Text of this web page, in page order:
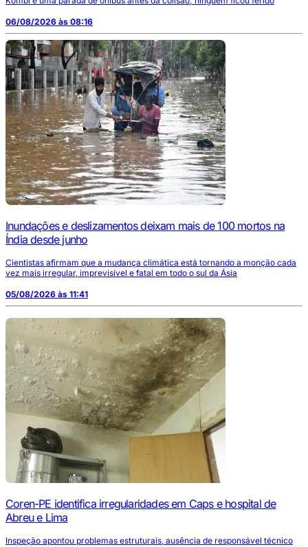
06/08/2026 às 08:16
Inundações e deslizamentos deixam mais de 100 mortos na
Índia desde junho
Cientistas afirmam que a mudança climática está tornando a monção cada
vez mais irregular, imprevisível e fatal em todo o sul da Ásia
05/08/2026 às 11:41
Coren-PE identifica irregularidades em Caps e hospital de
Abreu e Lima
Inspeção apontou problemas estruturais, ausência de responsável técnico